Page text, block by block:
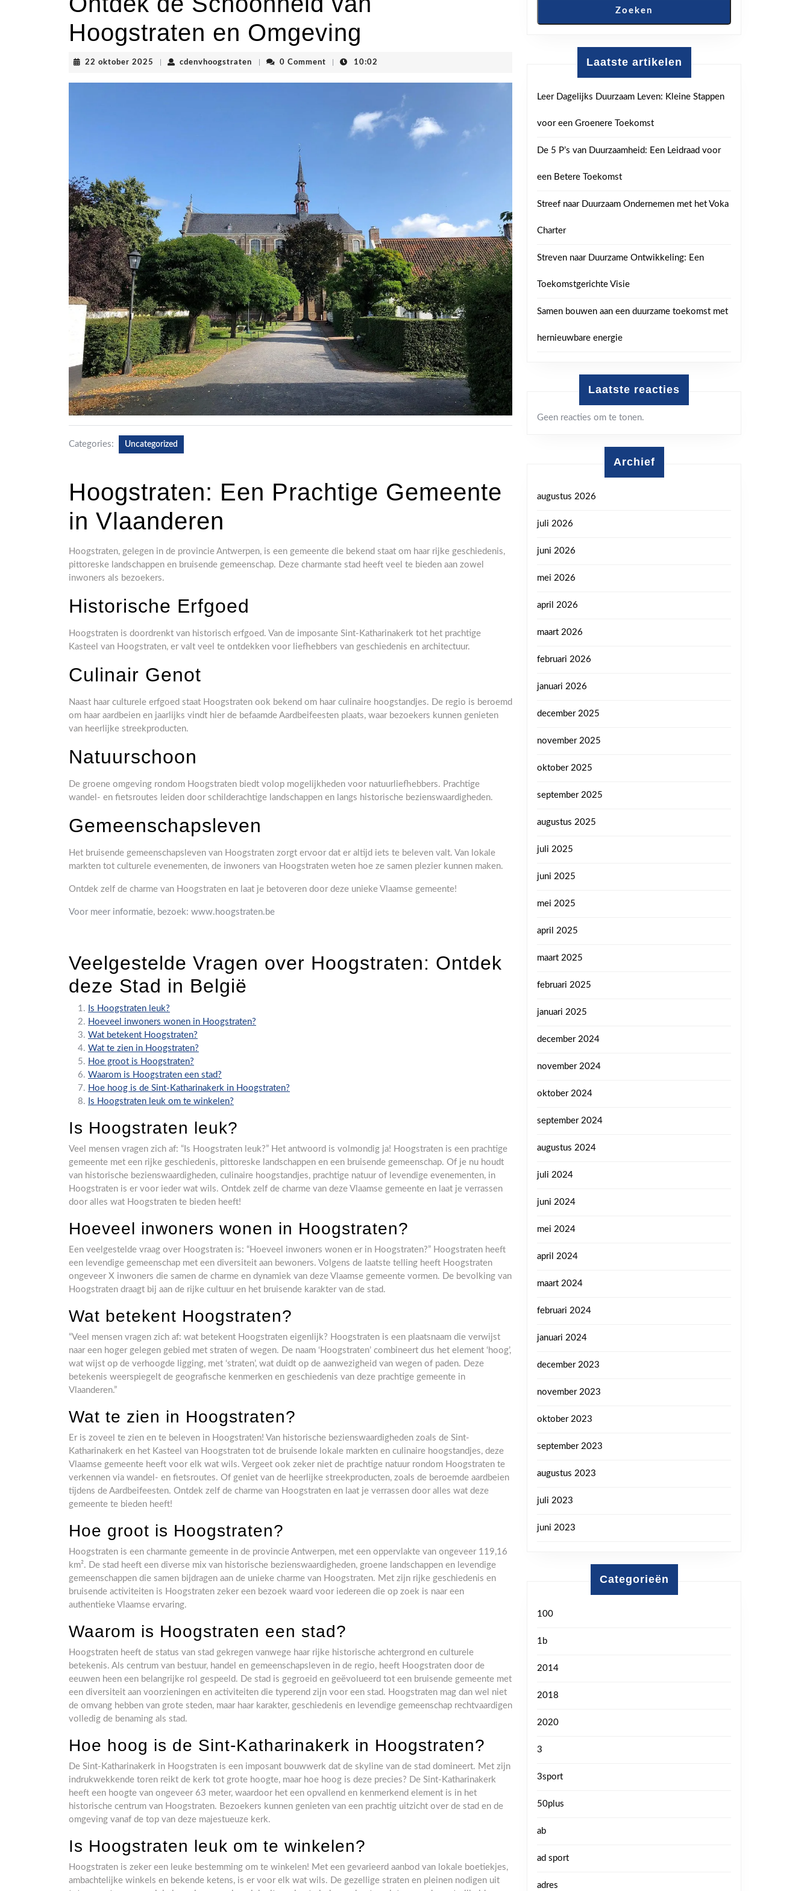
Hoogstraten en Omgeving
22 oktober 2025 22
2025
cdenvhoogstraten cdenvhoogstraten
0 Comment 10:02
Categories: Uncategorized
Hoogstraten: Een Prachtige Gemeente
in Vlaanderen
Hoogstraten, gelegen in de provincie Antwerpen, is een gemeente die bekend staat om haar rijke geschiedenis,
pittoreske landschappen en bruisende gemeenschap. Deze charmante stad heeft veel te bieden aan zowel
inwoners als bezoekers.
Historische Erfgoed
Hoogstraten is doordrenkt van historisch erfgoed. Van de imposante Sint-Katharinakerk tot het prachtige
Kasteel van Hoogstraten, er valt veel te ontdekken voor liefhebbers van geschiedenis en architectuur.
Culinair Genot
Naast haar culturele erfgoed staat Hoogstraten ook bekend om haar culinaire hoogstandjes. De regio is beroemd
om haar aardbeien en jaarlijks vindt hier de befaamde Aardbeifeesten plaats, waar bezoekers kunnen genieten
van heerlijke streekproducten.
Natuurschoon
De groene omgeving rondom Hoogstraten biedt volop mogelijkheden voor natuurliefhebbers. Prachtige
wandel- en fietsroutes leiden door schilderachtige landschappen en langs historische bezienswaardigheden.
Gemeenschapsleven
Het bruisende gemeenschapsleven van Hoogstraten zorgt ervoor dat er altijd iets te beleven valt. Van lokale
markten tot culturele evenementen, de inwoners van Hoogstraten weten hoe ze samen plezier kunnen maken.
Ontdek zelf de charme van Hoogstraten en laat je betoveren door deze unieke Vlaamse gemeente!
Voor meer informatie, bezoek: www.hoogstraten.be
Veelgestelde Vragen over Hoogstraten: Ontdek
deze Stad in België
Is Hoogstraten leuk?
Hoeveel inwoners wonen in Hoogstraten?
Wat betekent Hoogstraten?
Wat te zien in Hoogstraten?
Hoe groot is Hoogstraten?
Waarom is Hoogstraten een stad?
Hoe hoog is de Sint-Katharinakerk in Hoogstraten?
Is Hoogstraten leuk om te winkelen?
Is Hoogstraten leuk?
Veel mensen vragen zich af: “Is Hoogstraten leuk?” Het antwoord is volmondig ja! Hoogstraten is een prachtige
gemeente met een rijke geschiedenis, pittoreske landschappen en een bruisende gemeenschap. Of je nu houdt
van historische bezienswaardigheden, culinaire hoogstandjes, prachtige natuur of levendige evenementen, in
Hoogstraten is er voor ieder wat wils. Ontdek zelf de charme van deze Vlaamse gemeente en laat je verrassen
door alles wat Hoogstraten te bieden heeft!
Hoeveel inwoners wonen in Hoogstraten?
Een veelgestelde vraag over Hoogstraten is: “Hoeveel inwoners wonen er in Hoogstraten?” Hoogstraten heeft
een levendige gemeenschap met een diversiteit aan bewoners. Volgens de laatste telling heeft Hoogstraten
ongeveer X inwoners die samen de charme en dynamiek van deze Vlaamse gemeente vormen. De bevolking van
Hoogstraten draagt bij aan de rijke cultuur en het bruisende karakter van de stad.
Wat betekent Hoogstraten?
“Veel mensen vragen zich af: wat betekent Hoogstraten eigenlijk? Hoogstraten is een plaatsnaam die verwijst
naar een hoger gelegen gebied met straten of wegen. De naam ‘Hoogstraten’ combineert dus het element ‘hoog’,
wat wijst op de verhoogde ligging, met ‘straten’, wat duidt op de aanwezigheid van wegen of paden. Deze
betekenis weerspiegelt de geografische kenmerken en geschiedenis van deze prachtige gemeente in
Vlaanderen.”
Wat te zien in Hoogstraten?
Er is zoveel te zien en te beleven in Hoogstraten! Van historische bezienswaardigheden zoals de Sint-
Katharinakerk en het Kasteel van Hoogstraten tot de bruisende lokale markten en culinaire hoogstandjes, deze
Vlaamse gemeente heeft voor elk wat wils. Vergeet ook zeker niet de prachtige natuur rondom Hoogstraten te
verkennen via wandel- en fietsroutes. Of geniet van de heerlijke streekproducten, zoals de beroemde aardbeien
tijdens de Aardbeifeesten. Ontdek zelf de charme van Hoogstraten en laat je verrassen door alles wat deze
gemeente te bieden heeft!
Hoe groot is Hoogstraten?
Hoogstraten is een charmante gemeente in de provincie Antwerpen, met een oppervlakte van ongeveer 119,16
km². De stad heeft een diverse mix van historische bezienswaardigheden, groene landschappen en levendige
gemeenschappen die samen bijdragen aan de unieke charme van Hoogstraten. Met zijn rijke geschiedenis en
bruisende activiteiten is Hoogstraten zeker een bezoek waard voor iedereen die op zoek is naar een
authentieke Vlaamse ervaring.
Waarom is Hoogstraten een stad?
Hoogstraten heeft de status van stad gekregen vanwege haar rijke historische achtergrond en culturele
betekenis. Als centrum van bestuur, handel en gemeenschapsleven in de regio, heeft Hoogstraten door de
eeuwen heen een belangrijke rol gespeeld. De stad is gegroeid en geëvolueerd tot een bruisende gemeente met
een diversiteit aan voorzieningen en activiteiten die typerend zijn voor een stad. Hoogstraten mag dan wel niet
de omvang hebben van grote steden, maar haar karakter, geschiedenis en levendige gemeenschap rechtvaardigen
volledig de benaming als stad.
Hoe hoog is de Sint-Katharinakerk in Hoogstraten?
De Sint-Katharinakerk in Hoogstraten is een imposant bouwwerk dat de skyline van de stad domineert. Met zijn
indrukwekkende toren reikt de kerk tot grote hoogte, maar hoe hoog is deze precies? De Sint-Katharinakerk
heeft een hoogte van ongeveer 63 meter, waardoor het een opvallend en kenmerkend element is in het
historische centrum van Hoogstraten. Bezoekers kunnen genieten van een prachtig uitzicht over de stad en de
omgeving vanaf de top van deze majestueuze kerk.
Is Hoogstraten leuk om te winkelen?
Hoogstraten is zeker een leuke bestemming om te winkelen! Met een gevarieerd aanbod van lokale boetiekjes,
ambachtelijke winkels en bekende ketens, is er voor elk wat wils. De gezellige straten en pleinen nodigen uit
Zoeken
Laatste artikelen
Leer Dagelijks Duurzaam Leven: Kleine Stappen
voor een Groenere Toekomst
De 5 P’s van Duurzaamheid: Een Leidraad voor
een Betere Toekomst
Streef naar Duurzaam Ondernemen met het Voka
Charter
Streven naar Duurzame Ontwikkeling: Een
Toekomstgerichte Visie
Samen bouwen aan een duurzame toekomst met
hernieuwbare energie
Laatste reacties
Geen reacties om te tonen.
Archief
augustus 2026
juli 2026
juni 2026
mei 2026
april 2026
maart 2026
februari 2026
januari 2026
december 2025
november 2025
oktober 2025
september 2025
augustus 2025
juli 2025
juni 2025
mei 2025
april 2025
maart 2025
februari 2025
januari 2025
december 2024
november 2024
oktober 2024
september 2024
augustus 2024
juli 2024
juni 2024
mei 2024
april 2024
maart 2024
februari 2024
januari 2024
december 2023
november 2023
oktober 2023
september 2023
augustus 2023
juli 2023
juni 2023
Categorieën
100
1b
2014
2018
2020
3
3sport
50plus
ab
ad sport
adres